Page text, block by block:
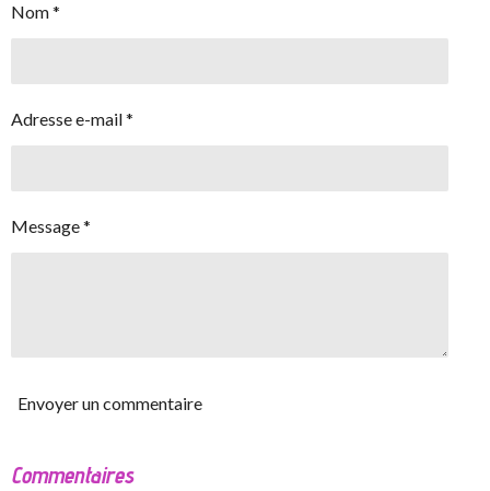
Nom *
Adresse e-mail *
Message *
Envoyer un commentaire
Commentaires